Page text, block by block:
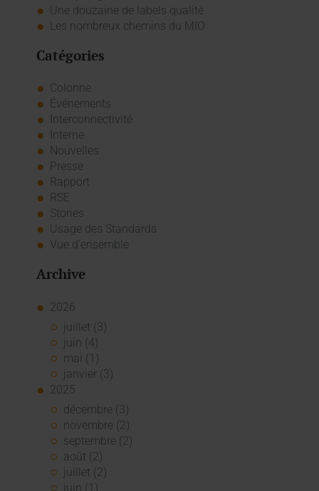
Une douzaine de labels qualité
Les nombreux chemins du MIO
Catégories
Colonne
Événements
Interconnectivité
Interne
Nouvelles
Presse
Rapport
RSE
Stories
Usage des Standards
Vue d'ensemble
Archive
2026
juillet (3)
juin (4)
mai (1)
janvier (3)
2025
décembre (3)
novembre (2)
septembre (2)
août (2)
juillet (2)
juin (1)